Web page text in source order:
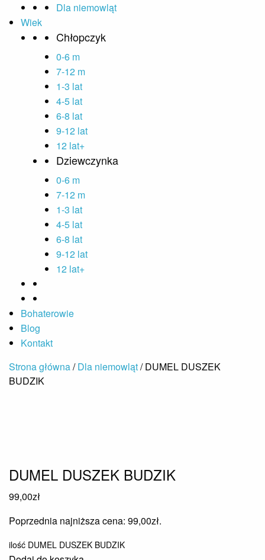
Dla niemowląt
Wiek
Chłopczyk
0-6 m
7-12 m
1-3 lat
4-5 lat
6-8 lat
9-12 lat
12 lat+
Dziewczynka
0-6 m
7-12 m
1-3 lat
4-5 lat
6-8 lat
9-12 lat
12 lat+
Bohaterowie
Blog
Kontakt
Strona główna/Dla niemowląt/ DUMEL DUSZEK
BUDZIK
DUMEL DUSZEK BUDZIK
99,00zł
Poprzednia najniższa cena: 99,00zł.
ilość DUMEL DUSZEK BUDZIK